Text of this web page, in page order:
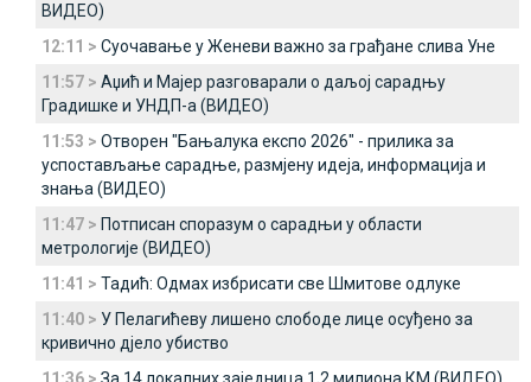
ВИДЕО)
12:11 > Суочавање у Женеви важно за грађане слива Уне
11:57 > Аџић и Мајер разговарали о даљој сарадњу
Градишке и УНДП-а (ВИДЕО)
11:53 > Отворен "Бањалука експо 2026" - прилика за
успостављање сарадње, размјену идеја, информација и
знања (ВИДЕО)
11:47 > Потписан споразум о сарадњи у области
метрологије (ВИДЕО)
11:41 > Тадић: Одмах избрисати све Шмитове одлуке
11:40 > У Пелагићеву лишено слободе лице осуђено за
кривично дјело убиство